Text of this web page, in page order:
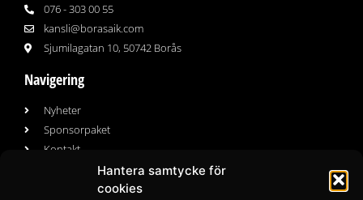
Hantera samtycke för
cookies
076 - 303 00 55
kansli@borasaik.com
Sjumilagatan 10, 50742 Borås
Navigering
Nyheter
Sponsorpaket
Kontakt